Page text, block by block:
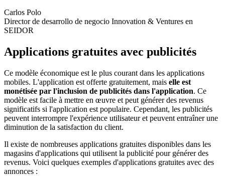
Carlos Polo
Director de desarrollo de negocio Innovation & Ventures en
SEIDOR
Applications gratuites avec publicités
Ce modèle économique est le plus courant dans les applications
mobiles. L'application est offerte gratuitement, mais elle est
monétisée par l'inclusion de publicités dans l'application. Ce
modèle est facile à mettre en œuvre et peut générer des revenus
significatifs si l'application est populaire. Cependant, les publicités
peuvent interrompre l'expérience utilisateur et peuvent entraîner une
diminution de la satisfaction du client.
Il existe de nombreuses applications gratuites disponibles dans les
magasins d'applications qui utilisent la publicité pour générer des
revenus. Voici quelques exemples d'applications gratuites avec des
annonces :